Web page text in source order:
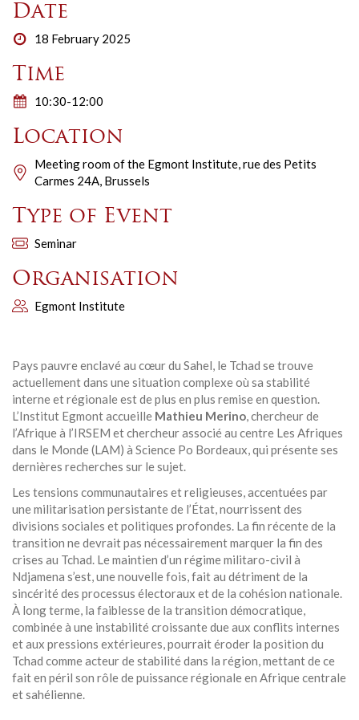
Date
18 February 2025
Time
10:30-12:00
Location
Meeting room of the Egmont Institute, rue des Petits
Carmes 24A, Brussels
Type of Event
Seminar
Organisation
Egmont Institute
Pays pauvre enclavé au cœur du Sahel, le Tchad se trouve
actuellement dans une situation complexe où sa stabilité
interne et régionale est de plus en plus remise en question.
L’Institut Egmont accueille Mathieu Merino, chercheur de
l’Afrique à l’IRSEM et chercheur associé au centre Les Afriques
dans le Monde (LAM) à Science Po Bordeaux, qui présente ses
dernières recherches sur le sujet.
Les tensions communautaires et religieuses, accentuées par
une militarisation persistante de l’État, nourrissent des
divisions sociales et politiques profondes. La fin récente de la
transition ne devrait pas nécessairement marquer la fin des
crises au Tchad. Le maintien d’un régime militaro-civil à
Ndjamena s’est, une nouvelle fois, fait au détriment de la
sincérité des processus électoraux et de la cohésion nationale.
À long terme, la faiblesse de la transition démocratique,
combinée à une instabilité croissante due aux conflits internes
et aux pressions extérieures, pourrait éroder la position du
Tchad comme acteur de stabilité dans la région, mettant de ce
fait en péril son rôle de puissance régionale en Afrique centrale
et sahélienne.